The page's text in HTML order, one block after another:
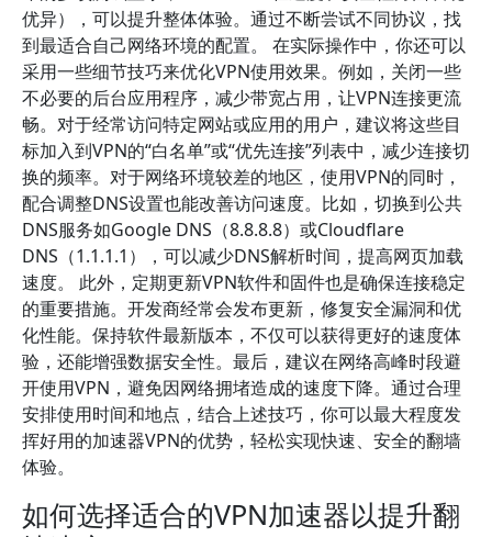
优异），可以提升整体体验。通过不断尝试不同协议，找
到最适合自己网络环境的配置。 在实际操作中，你还可以
采用一些细节技巧来优化VPN使用效果。例如，关闭一些
不必要的后台应用程序，减少带宽占用，让VPN连接更流
畅。对于经常访问特定网站或应用的用户，建议将这些目
标加入到VPN的“白名单”或“优先连接”列表中，减少连接切
换的频率。对于网络环境较差的地区，使用VPN的同时，
配合调整DNS设置也能改善访问速度。比如，切换到公共
DNS服务如Google DNS（8.8.8.8）或Cloudflare
DNS（1.1.1.1），可以减少DNS解析时间，提高网页加载
速度。 此外，定期更新VPN软件和固件也是确保连接稳定
的重要措施。开发商经常会发布更新，修复安全漏洞和优
化性能。保持软件最新版本，不仅可以获得更好的速度体
验，还能增强数据安全性。最后，建议在网络高峰时段避
开使用VPN，避免因网络拥堵造成的速度下降。通过合理
安排使用时间和地点，结合上述技巧，你可以最大程度发
挥好用的加速器VPN的优势，轻松实现快速、安全的翻墙
体验。
如何选择适合的VPN加速器以提升翻